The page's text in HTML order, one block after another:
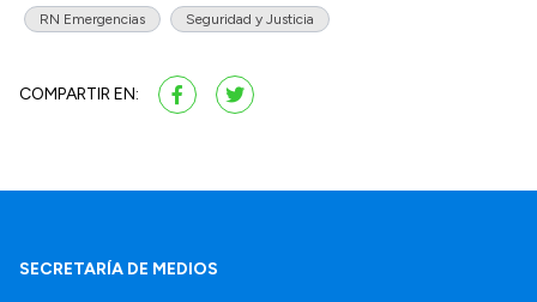
RN Emergencias Seguridad y Justicia
COMPARTIR EN:
SECRETARÍA DE MEDIOS